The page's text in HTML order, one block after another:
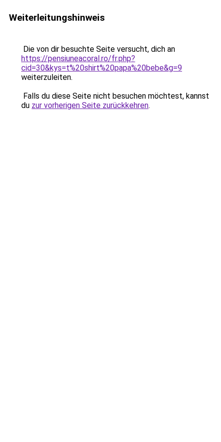
Weiterleitungshinweis
Die von dir besuchte Seite versucht, dich an
https://pensiuneacoral.ro/fr.php?
cid=30&kys=t%20shirt%20papa%20bebe&g=9
weiterzuleiten.
Falls du diese Seite nicht besuchen möchtest, kannst
du zur vorherigen Seite zurückkehren.